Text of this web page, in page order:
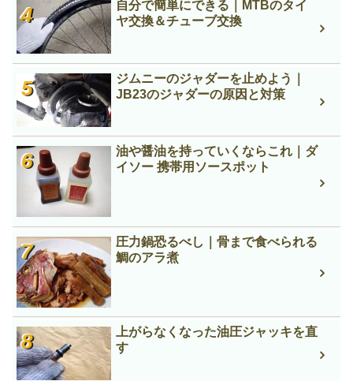
自分で簡単にできる｜MTBのタイ
ヤ交換＆チューブ交換
ジムニーのジャダーを止めよう｜
JB23のジャダーの原因と対策
油や醤油を持っていくならこれ｜ダ
イソー 携帯用ソースポット
圧力鍋恐るべし｜骨まで食べられる
鯛のアラ煮
上がらなくなった油圧ジャッキを直
す